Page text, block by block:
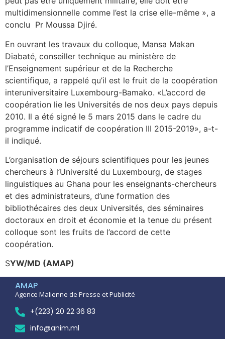
multidimensionnelle comme l’est la crise elle-même », a
conclu Pr Moussa Djiré.
En ouvrant les travaux du colloque, Mansa Makan
Diabaté, conseiller technique au ministère de
l’Enseignement supérieur et de la Recherche
scientifique, a rappelé qu’il est le fruit de la coopération
interuniversitaire Luxembourg-Bamako. «L’accord de
coopération lie les Universités de nos deux pays depuis
2010. Il a été signé le 5 mars 2015 dans le cadre du
programme indicatif de coopération III 2015-2019», a-t-
il indiqué.
L’organisation de séjours scientifiques pour les jeunes
chercheurs à l’Université du Luxembourg, de stages
linguistiques au Ghana pour les enseignants-chercheurs
et des administrateurs, d’une formation des
bibliothécaires des deux Universités, des séminaires
doctoraux en droit et économie et la tenue du présent
colloque sont les fruits de l’accord de cette
coopération.
SYW/MD (AMAP)
AMAP
Agence Malienne de Presse et Publicité
+(223) 20 22 36 83
info@anim.ml